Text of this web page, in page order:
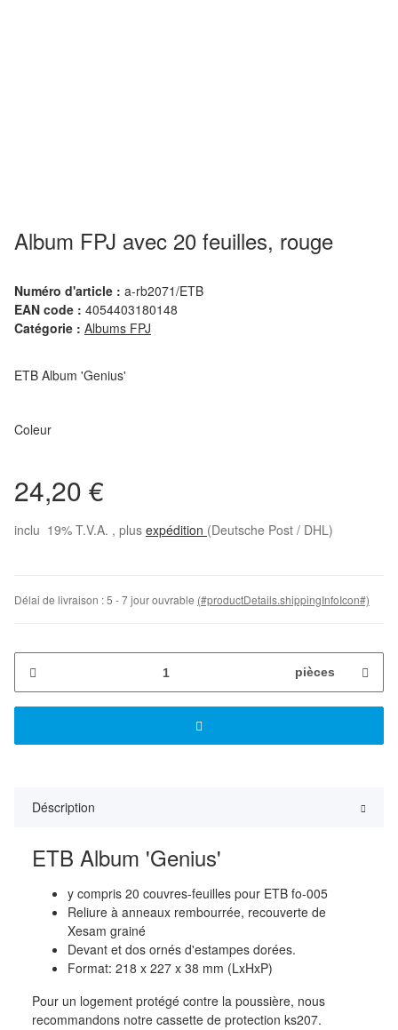
Album FPJ avec 20 feuilles, rouge
Numéro d'article : a-rb2071/ETB
EAN code : 4054403180148
Catégorie : Albums FPJ
ETB Album 'Genius'
Coleur
24,20 €
inclu 19% T.V.A. , plus expédition (Deutsche Post / DHL)
Délai de livraison :5 - 7 jour ouvrable (#productDetails.shippingInfoIcon#)
pièces
Déscription
ETB Album 'Genius'
y compris 20 couvres-feuilles pour ETB fo-005
Reliure à anneaux rembourrée, recouverte de
Xesam grainé
Devant et dos ornés d'estampes dorées.
Format: 218 x 227 x 38 mm (LxHxP)
Pour un logement protégé contre la poussière, nous
recommandons notre cassette de protection ks207.